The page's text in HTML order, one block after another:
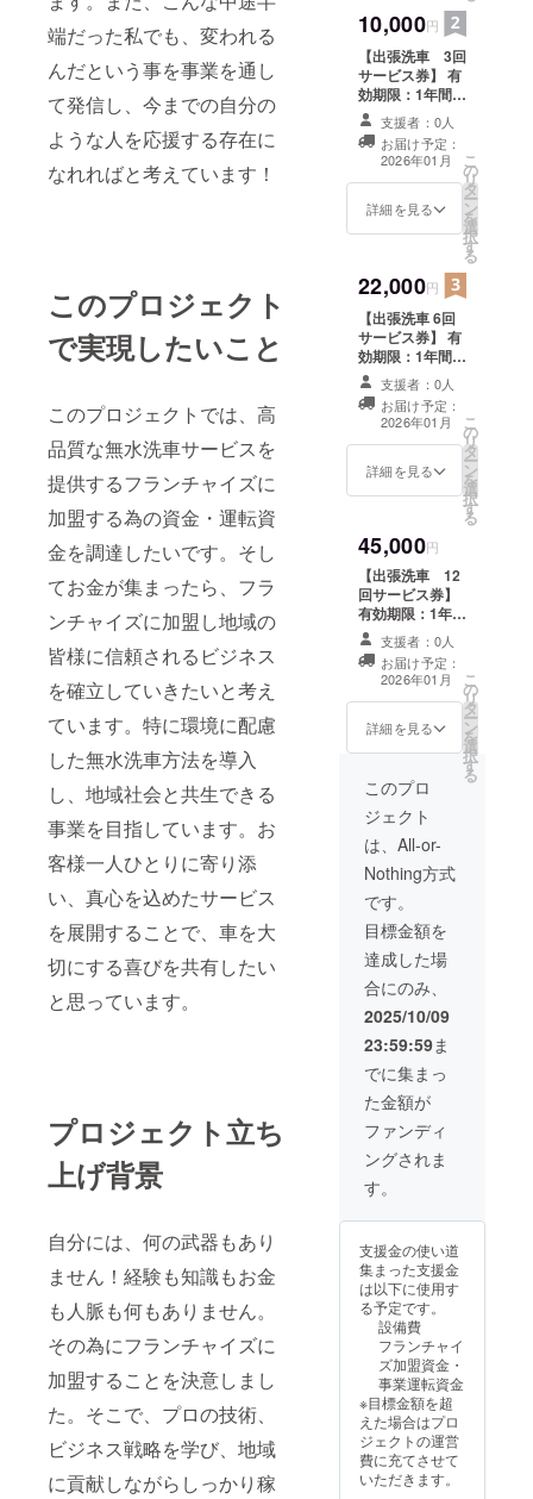
端だった私でも、変われる
んだという事を事業を通し
て発信し、今までの自分の
ような人を応援する存在に
なれればと考えています！
このプロジェクト
で実現したいこと
このプロジェクトでは、高
品質な無水洗車サービスを
提供するフランチャイズに
加盟する為の資金・運転資
金を調達したいです。そし
てお金が集まったら、フラ
ンチャイズに加盟し地域の
皆様に信頼されるビジネス
を確立していきたいと考え
ています。特に環境に配慮
した無水洗車方法を導入
し、地域社会と共生できる
事業を目指しています。お
客様一人ひとりに寄り添
い、真心を込めたサービス
を展開することで、車を大
切にする喜びを共有したい
と思っています。
プロジェクト立ち
上げ背景
自分には、何の武器もあり
ません！経験も知識もお金
も人脈も何もありません。
その為にフランチャイズに
加盟することを決意しまし
た。そこで、プロの技術、
ビジネス戦略を学び、地域
に貢献しながらしっかり稼
程などを調整し
行っていこうと
思います ※リ
ターン時期は、
開業した後に開
始致します
10,000円
【出張洗車 3回
サービス券】 有
効期限：1年間
（開業月から翌
年の同月末ま
で） ・詳細：無
水洗車の為、ど
この場所でもで
きます ・注意事
程などを調整し
行っていこうと
思います ※リ
ターン時期は、
開業した後に開
始致します
支援者：0人
お届け予定：
2026年01月
詳細を見る
こ
の
リ
タ
ー
ン
を
選
択
す
る
22,000円
【出張洗車 6回
サービス券】 有
効期限：1年間
（開業月から翌
年の同月末ま
で） ・詳細：無
水洗車の為、ど
この場所でもで
きます ・注意事
程などを調整し
行っていこうと
思います。 ※リ
ターン時期は、
開業した後に開
始致します
支援者：0人
お届け予定：
2026年01月
詳細を見る
こ
の
リ
タ
ー
ン
を
選
択
す
る
45,000円
【出張洗車 12
回サービス券】
有効期限：1年間
（開業月から翌
年の同月末ま
で） ・詳細：無
水洗車の為、ど
この場所でもで
きます ・注意事
の方は特に、日
程などを調整し
行っていこうと
思います ※リ
ターン時期は、
開業した後に開
始致します
支援者：0人
お届け予定：
2026年01月
詳細を見る
こ
の
リ
タ
ー
ン
を
選
択
す
る
このプロ
ジェクト
は、All-or-
Nothing方式
です。
目標金額を
達成した場
合にのみ、
2025/10/09
23:59:59ま
でに集まっ
た金額が
ファンディ
ングされま
す。
支援金の使い道
集まった支援金
は以下に使用す
る予定です。
設備費
フランチャイ
ズ加盟資金・
事業運転資金
※目標金額を超
えた場合はプロ
ジェクトの運営
費に充てさせて
いただきます。